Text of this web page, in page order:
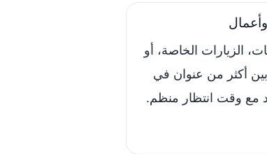
الزيارات الخاصة، أو
بين أكثر من عنوان في
مع وقت انتظار منظم.